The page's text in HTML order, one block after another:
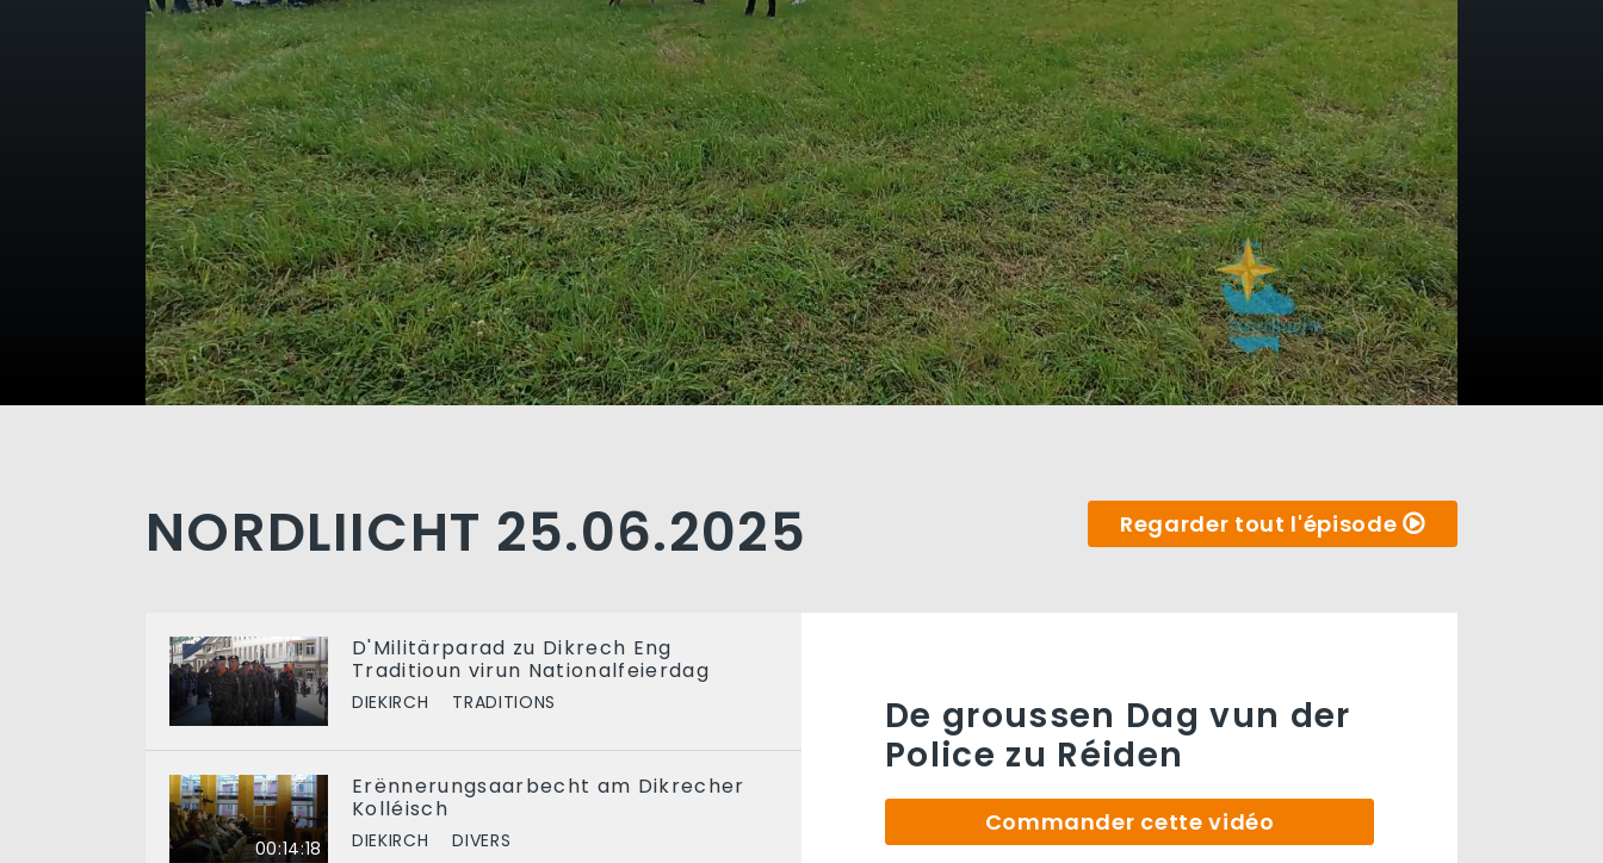
NORDLIICHT 25.06.2025 Regarder tout l'épisode
D'Militärparad zu Dikrech Eng
Traditioun virun Nationalfeierdag
DIEKIRCH TRADITIONS
00:14:18
Erënnerungsaarbecht am Dikrecher
Kolléisch
DIEKIRCH DIVERS
De groussen Dag vun der
Police zu Réiden
Commander cette vidéo